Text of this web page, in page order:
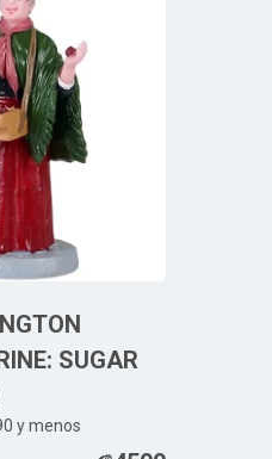
SUGAR
y menos